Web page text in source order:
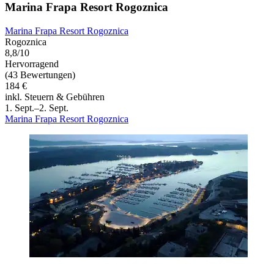
Marina Frapa Resort Rogoznica
Marina Frapa Resort Rogoznica
Rogoznica
8,8/10
Hervorragend
(43 Bewertungen)
184 €
inkl. Steuern & Gebühren
1. Sept.–2. Sept.
Marina Frapa Resort Rogoznica